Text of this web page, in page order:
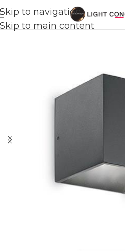
Skip to navigation
Skip to main content